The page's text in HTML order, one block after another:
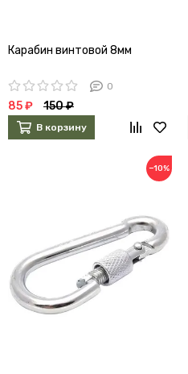
Карабин винтовой 8мм
0
85 ₽ 150 ₽
В корзину
−10%